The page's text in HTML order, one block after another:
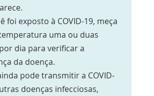
foi exposto à COVID-19, meça
uma ou duas
dia para verificar a
da doença.
pode transmitir a COVID-
doenças infecciosas,